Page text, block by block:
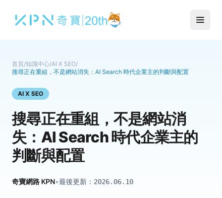
首頁/知識中心/AI X SEO/
搜尋正在重組，不是網站消失：AI Search 時代企業主的判斷與配置
AI X SEO
搜尋正在重組，不是網站消
失：AI Search 時代企業主的
判斷與配置
奇寶網路 KPN•最後更新： 2026.06.10